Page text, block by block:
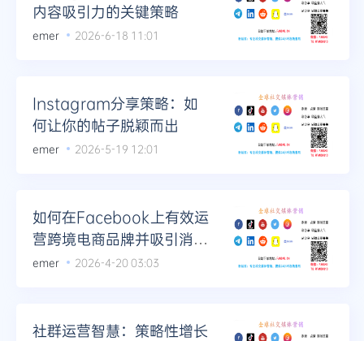
更多
内容吸引力的关键策略
emer 2026-6-18 11:01
Instagram分享策略：如
何让你的帖子脱颖而出
emer 2026-5-19 12:01
如何在Facebook上有效运
营跨境电商品牌并吸引消费
者
emer 2026-4-20 03:03
社群运营智慧：策略性增长